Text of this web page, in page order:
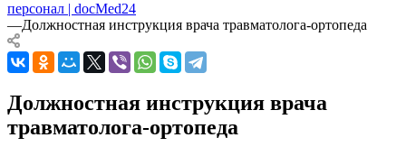
персонал | docMed24
—Должностная инструкция врача травматолога-ортопеда
Должностная инструкция врача
травматолога-ортопеда